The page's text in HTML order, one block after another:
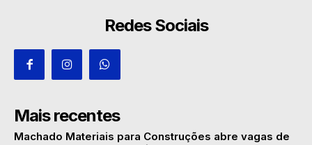
Redes Sociais
Mais recentes
Machado Materiais para Construções abre vagas de